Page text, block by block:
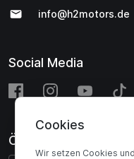
info@h2motors.de
Social Media
Öffnungszeiten
Cookies
Wir setzen Cookies